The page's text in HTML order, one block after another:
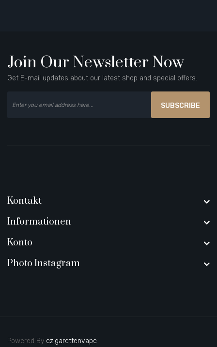
Join Our Newsletter Now
Get E-mail updates about our latest shop and special offers.
SUBSCRIBE
Kontakt
Informationen
Konto
Photo Instagram
Powered By ezigarettenvape